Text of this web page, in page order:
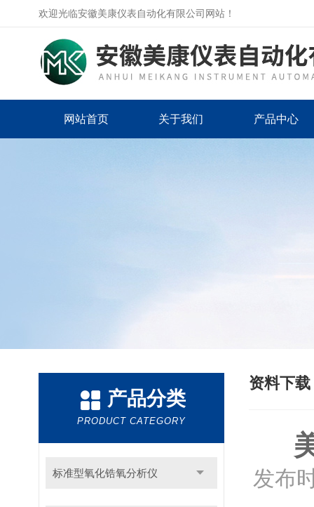
欢迎光临安徽美康仪表自动化有限公司网站！
网站首页 关于我们 产品中心
产品分类
PRODUCT CATEGORY
标准型氧化锆氧分析仪
资料下载
发布